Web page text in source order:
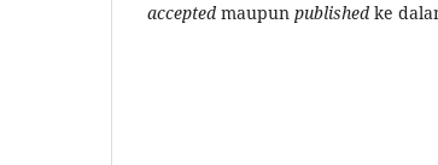
accepted maupun published ke